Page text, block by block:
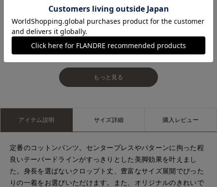
大分トキハINED 大分トキハINED
もっと見る
アイテム説明 サイズ詳細 購入レビュー
定番のコットンパンツ。センタープレスやパターンに拘った程
良いテーパードラインがすっきりとした美脚効果を叶えまし
た。身長を選ばないクロップト丈、豊富なサイズ展開でぴった
りの一着をお選びいただけます。また、オリジナルのきれいで